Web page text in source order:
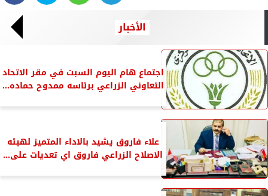
الأخبار
اجتماع هام اليوم السبت في مقر الاتحاد
التعاوني الزراعي برئاسه ممدوح حماده...
علاء فاروق يشيد بالاداء المتميز لهيئه
الاصلاح الزراعي فاروق اي تعديات على...